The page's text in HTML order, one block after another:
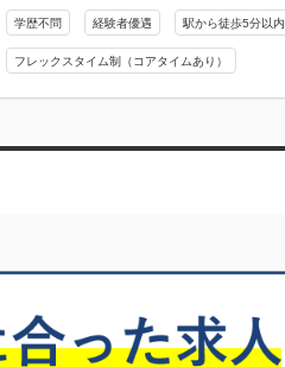
学歴不問 経験者優遇 駅から徒歩5分以内
フレックスタイム制（コアタイムあり）